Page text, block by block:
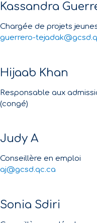
Kassandra
Chargée de projets
guerrero-
Hijaab Khan
Responsable aux
(congé)
Judy A
Conseillère en emploi
aj@gcsd.qc.ca
Sonia Sdiri